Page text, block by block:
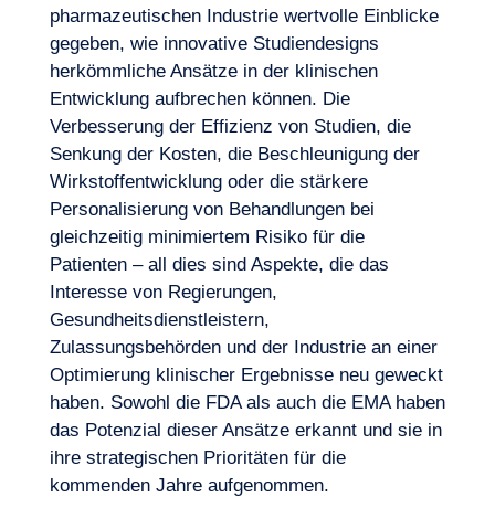
Unser Abenteuer
pharmazeutischen Industrie wertvolle Einblicke
gegeben, wie innovative Studiendesigns
herkömmliche Ansätze in der klinischen
Entwicklung aufbrechen können. Die
Verbesserung der Effizienz von Studien, die
Senkung der Kosten, die Beschleunigung der
Wirkstoffentwicklung oder die stärkere
Personalisierung von Behandlungen bei
gleichzeitig minimiertem Risiko für die
Patienten – all dies sind Aspekte, die das
Interesse von Regierungen,
Gesundheitsdienstleistern,
Zulassungsbehörden und der Industrie an einer
Optimierung klinischer Ergebnisse neu geweckt
haben. Sowohl die FDA als auch die EMA haben
das Potenzial dieser Ansätze erkannt und sie in
ihre strategischen Prioritäten für die
kommenden Jahre aufgenommen.